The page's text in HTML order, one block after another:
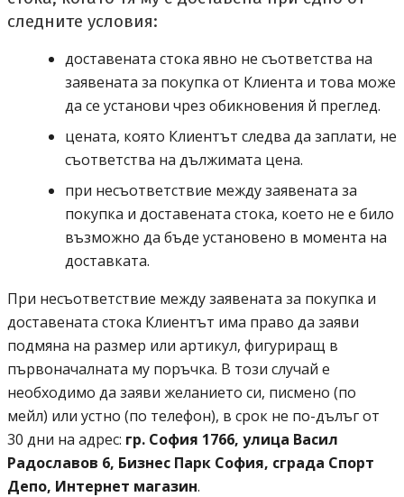
следните условия:
доставената стока явно не съответства на
заявената за покупка от Клиента и това може
да се установи чрез обикновения й преглед.
цената, която Клиентът следва да заплати, не
съответства на дължимата цена.
при несъответствие между заявената за
покупка и доставената стока, което не е било
възможно да бъде установено в момента на
доставката.
При несъответствие между заявената за покупка и
доставената стока Клиентът има право да заяви
подмяна на размер или артикул, фигуриращ в
първоначалната му поръчка. В този случай е
необходимо да заяви желанието си, писмено (по
мейл) или устно (по телефон), в срок не по-дълъг от
30 дни на адрес: гр. София 1766пощенски код 1766
, улица Васил
Радославов 6, Бизнес Парк София, сграда Спорт
Депо, Интернет магазин.